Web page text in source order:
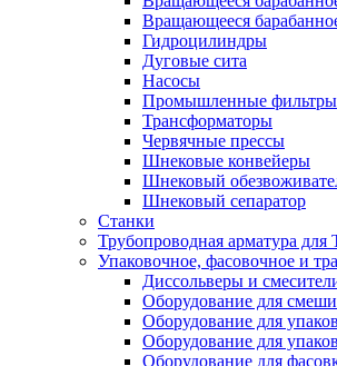
Вращающееся
Гидроцилиндры
Дуговые сита
Насосы
Промышленные фильтры
Трансформаторы
Червячные прессы
Шнековые конвейеры
Шнековый
Шнековый сепаратор
Станки
Трубопроводная арматура
Упаковочное, фасовочное и
Диссольверы и
Оборудование для
Оборудование для
Оборудование для
Оборудование для